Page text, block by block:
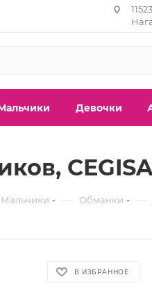
Девочки
Мальчики — Обманки —
В ИЗБРАННОЕ